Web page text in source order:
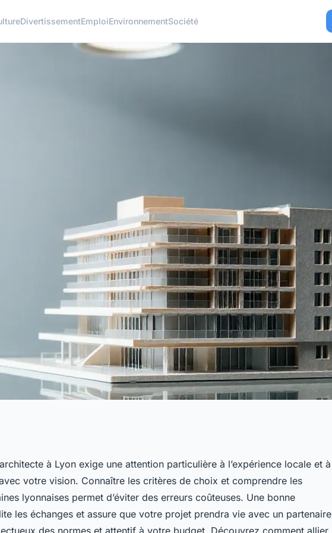
DivertissementEmploiEnvironnementSociété
à lyon :
!
à Lyon exige une attention particulière à l’expérience locale et à
votre vision. Connaître les critères de choix et comprendre les
lyonnaises permet d’éviter des erreurs coûteuses. Une bonne
les échanges et assure que votre projet prendra vie avec un partenaire
des normes et attentif à votre budget. Découvrez comment allier